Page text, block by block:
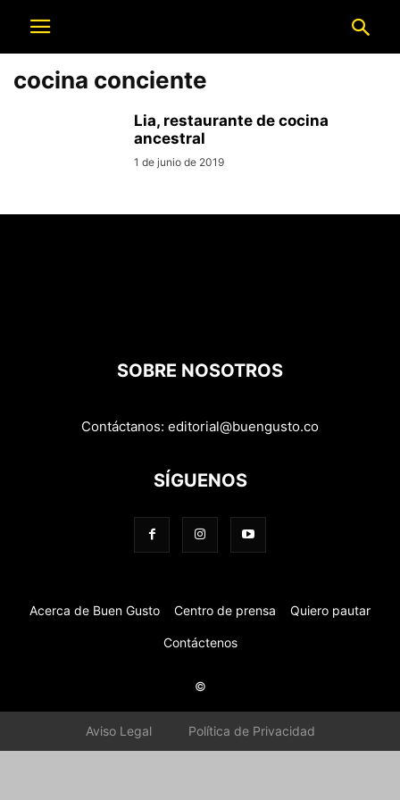
cocina conciente
Lia, restaurante de cocina
ancestral
1 de junio de 2019
SOBRE NOSOTROS
Contáctanos: editorial@buengusto.co
SÍGUENOS
Acerca de Buen Gusto Centro de prensa Quiero pautar
Contáctenos
©
Aviso Legal Política de Privacidad